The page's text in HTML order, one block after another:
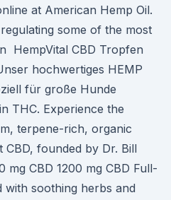
at American Hemp Oil.
some of the most
HempVital CBD Tropfen
hochwertiges HEMP
für große Hunde
THC. Experience the
terpene-rich, organic
CBD, founded by Dr. Bill
mg CBD 1200 mg CBD Full-
with soothing herbs and